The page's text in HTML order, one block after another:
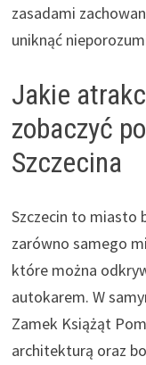
zasadami
uniknąć
Jakie
zobaczyć
Szczecina
Szczecin to miasto
zarówno samego
które można
autokarem. W
Zamek Książąt
architekturą oraz